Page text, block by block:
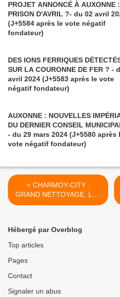
PROJET ANNONCÉ À AUXONNE :
PRISON D'AVRIL ?- du 02 avril
(J+5584 après le vote négatif
fondateur)
DES IONS FERRIQUES
SUR LA COURONNE DE FER ? -
avril 2024 (J+5583 après le vote
négatif fondateur)
AUXONNE : NOUVELLES
DU DERNIER CONSEIL
- du 29 mars 2024 (J+5580 après
vote négatif fondateur)
< CHARMOY-CITY :
GRAND NETTOYAGE, LES
RENDEZ-VOUS MANQUÉS
négatif fondateur)
Hébergé par Overblog
Top articles
Pages
Contact
Signaler un abus